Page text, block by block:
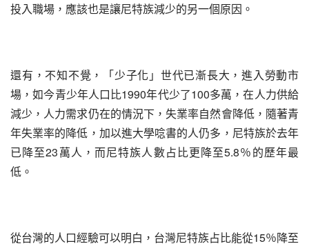
投入職場，應該也是讓尼特族減少的另一個原因。
還有，不知不覺，「少子化」世代已漸長大，進入勞動市
場，如今青少年人口比1990年代少了100多萬，在人力供給
減少，人力需求仍在的情況下，失業率自然會降低，隨著青
年失業率的降低，加以進大學唸書的人仍多，尼特族於去年
已降至23萬人，而尼特族人數占比更降至5.8％的歷年最
低。
從台灣的人口經驗可以明白，台灣尼特族占比能從15％降至